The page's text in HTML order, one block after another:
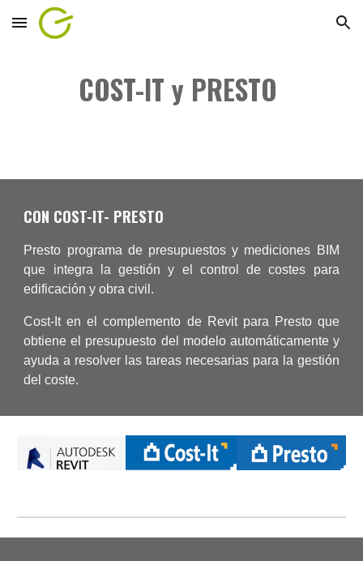
Skip to main content Skip to navigation
COST-IT y PRESTO
CON COST-IT- PRESTO
Presto programa de presupuestos y mediciones BIM
que integra la gestión y el control de costes para
edificación y obra civil.
Cost-It en el complemento de Revit para Presto que
obtiene el presupuesto del modelo automáticamente y
ayuda a resolver las tareas necesarias para la gestión
del coste.